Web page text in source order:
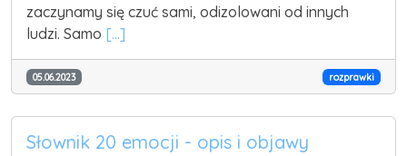
zaczynamy się czuć sami, odizolowani od innych
ludzi. Samo [...]
05.06.2023 rozprawki
Słownik 20 emocji - opis i objawy